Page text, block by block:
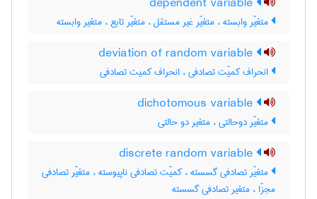
متغیّر وابسته ، متغیّر غیر مستقل ، متغیّر تابع ، متغیر وابسته
انحراف کمیّت تصادفی ، انحراف کمیت تصادفی
متغیّر دوحالتی ، متغیر دو حالتی
متغیّر تصادفی گسسته ، کمیّت تصادفی ناپیوسته ، متغیّر تصادفی
مجزّا ، متغیر تصادفی گسسته